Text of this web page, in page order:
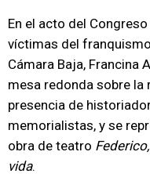
En el acto del
víctimas del
Cámara Baja, Francina
mesa redonda sobre
presencia de
memorialistas, y se
obra de teatro
vida.